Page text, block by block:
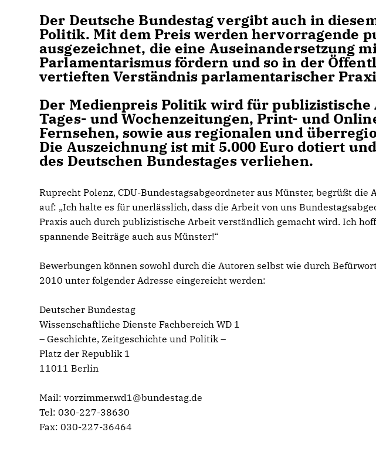
Der Deutsche Bundestag vergibt auch in
Politik. Mit dem Preis werden hervorragende
ausgezeichnet, die eine Auseinandersetzung
Parlamentarismus fördern und so in der
vertieften Verständnis parlamentarischer
Der Medienpreis Politik wird für publizistische
Tages- und Wochenzeitungen, Print- und
Fernsehen, sowie aus regionalen und
Die Auszeichnung ist mit 5.000 Euro dotiert
des Deutschen Bundestages verliehen.
Ruprecht Polenz, CDU-Bundestagsabgeordneter aus Münster, begrüßt
auf: „Ich halte es für unerlässlich, dass die Arbeit von uns
Praxis auch durch publizistische Arbeit verständlich gemacht wird. Ich
spannende Beiträge auch aus Münster!“
Bewerbungen können sowohl durch die Autoren selbst wie durch
2010 unter folgender Adresse eingereicht werden:
Deutscher Bundestag
Wissenschaftliche Dienste Fachbereich WD 1
– Geschichte, Zeitgeschichte und Politik –
Platz der Republik 1
11011 Berlin
Mail: vorzimmer.wd1@bundestag.de
Tel: 030-227-38630
Fax: 030-227-36464